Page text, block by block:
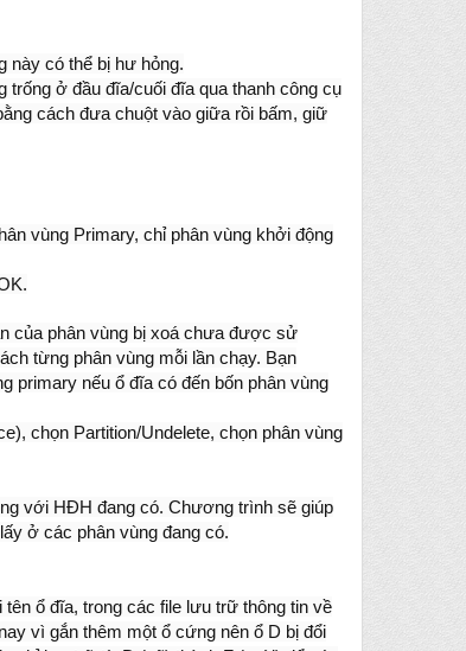
này có thể bị hư hỏng.
trống ở đầu đĩa/cuối đĩa qua thanh công cụ
cách đưa chuột vào giữa rồi bấm, giữ
vùng Primary, chỉ phân vùng khởi động
của phân vùng bị xoá chưa được sử
từng phân vùng mỗi lần chạy. Bạn
primary nếu ổ đĩa có đến bốn phân vùng
chọn Partition/Undelete, chọn phân vùng
với HĐH đang có. Chương trình sẽ giúp
ở các phân vùng đang có.
ổ đĩa, trong các file lưu trữ thông tin về
vì gắn thêm một ổ cứng nên ổ D bị đổi